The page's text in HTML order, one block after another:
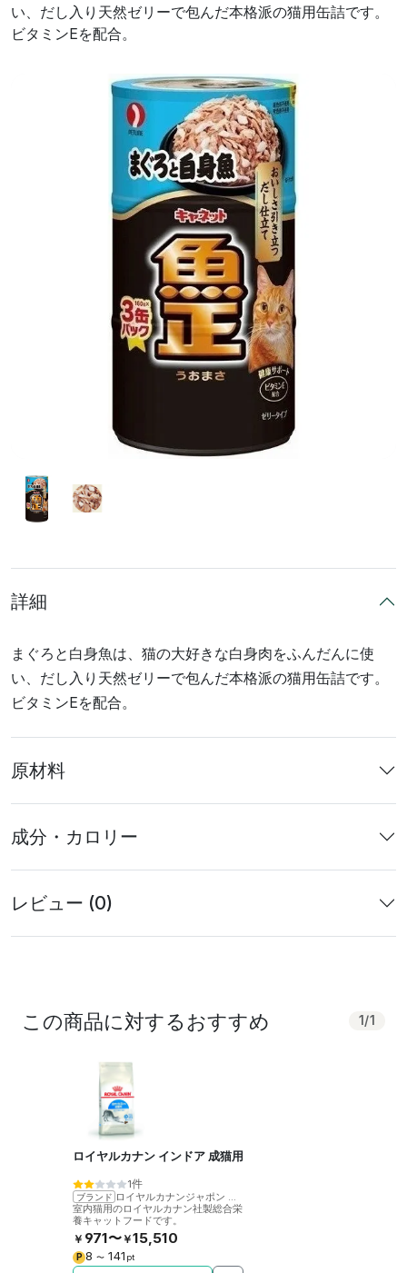
い、だし入り天然ゼリーで包んだ本格派の猫用缶詰です。
ビタミンEを配合。
詳細
まぐろと白身魚は、猫の大好きな白身肉をふんだんに使
い、だし入り天然ゼリーで包んだ本格派の猫用缶詰です。
ビタミンEを配合。
原材料
成分・カロリー
レビュー (0)
この商品に対するおすすめ 1 /1
ロイヤルカナン インドア 成猫用
1件
ブランド ロイヤルカナンジャポン
室内猫用のロイヤルカナン社製総合栄
養キャットフードです。
￥ 971〜￥15,510
P 8 〜 141 pt